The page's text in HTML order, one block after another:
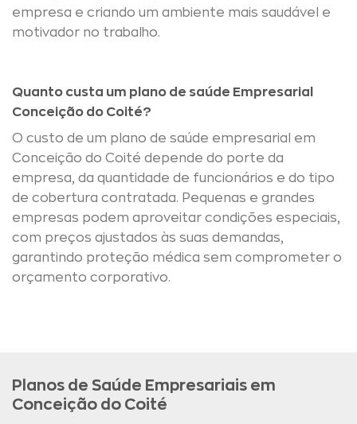
empresa e criando um ambiente mais saudável e
motivador no trabalho.
Quanto custa um plano de saúde Empresarial
Conceição do Coité?
O custo de um plano de saúde empresarial em
Conceição do Coité depende do porte da
empresa, da quantidade de funcionários e do tipo
de cobertura contratada. Pequenas e grandes
empresas podem aproveitar condições especiais,
com preços ajustados às suas demandas,
garantindo proteção médica sem comprometer o
orçamento corporativo.
Planos de Saúde Empresariais em
Conceição do Coité